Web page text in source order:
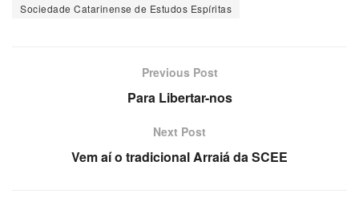
Sociedade Catarinense de Estudos Espíritas
Previous Post
Para Libertar-nos
Next Post
Vem aí o tradicional Arraiá da SCEE